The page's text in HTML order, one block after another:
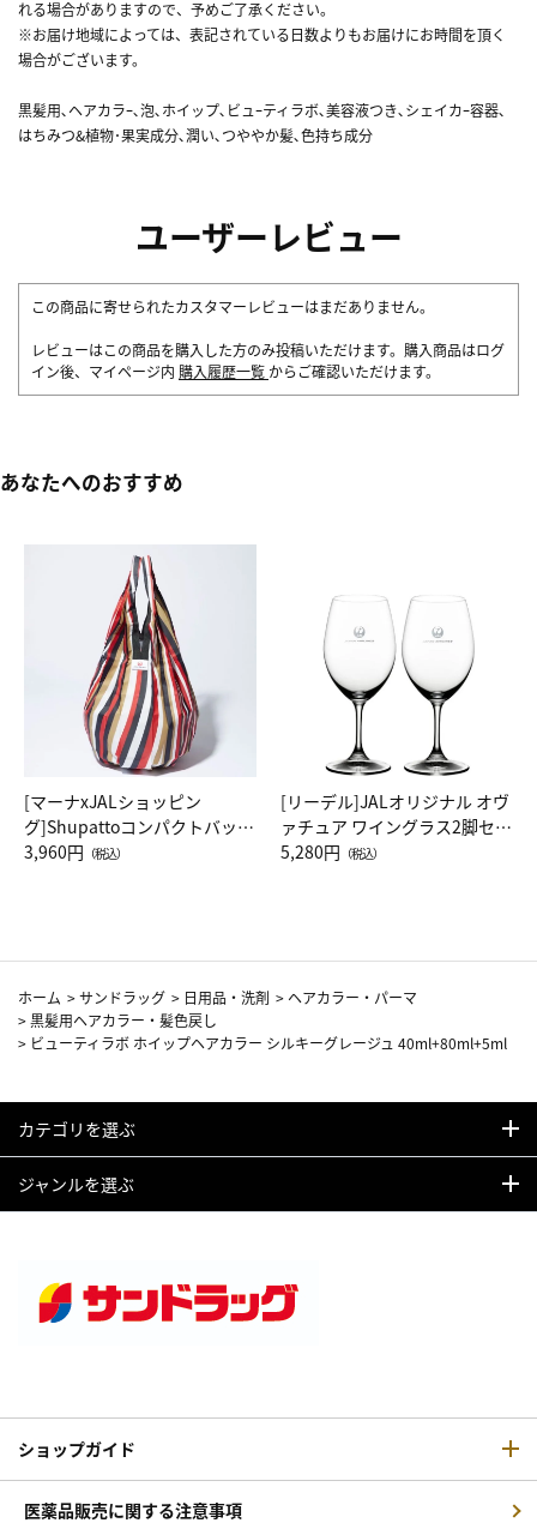
れる場合がありますので、予めご了承ください。
※お届け地域によっては、表記されている日数よりもお届けにお時間を頂く
場合がございます。
黒髪用､ヘアカラｰ､泡､ホイップ､ビュｰティラボ､美容液つき､シェイカｰ容器､
はちみつ&植物･果実成分､潤い､つややか髪､色持ち成分
ユーザーレビュー
この商品に寄せられたカスタマーレビューはまだありません。
レビューはこの商品を購入した方のみ投稿いただけます。購入商品はログ
イン後、マイページ内 購入履歴一覧 からご確認いただけます。
あなたへのおすすめ
[マーナxJALショッピン
グ]Shupattoコンパクトバッグ
Drop JAL客室乗務員（LC）ス
3,960円 （税込）
[リーデル]JALオリジナル オヴ
ァチュア ワイングラス2脚セッ
ト（レッドワイン）
5,280円 （税込）
ホーム >サンドラッグ > 日用品・洗剤 > ヘアカラー・パーマ
>黒髪用ヘアカラー・髪色戻し
> ビューティラボ ホイップヘアカラー シルキーグレージュ 40ml+80ml+5ml
カテゴリを選ぶ
ジャンルを選ぶ
ショップガイド
医薬品販売に関する注意事項